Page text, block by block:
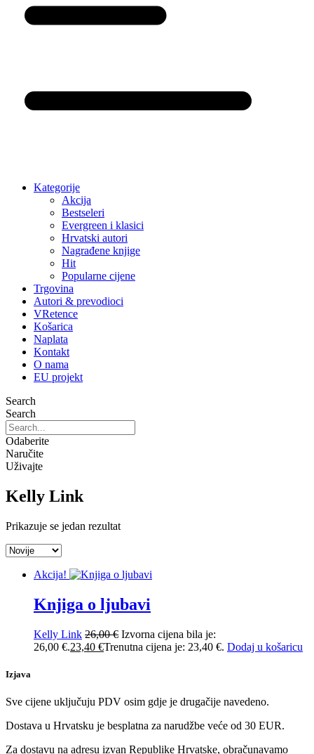
Kategorije
Akcija
Bestseleri
Evergreen i klasici
Hrvatski autori
Nagrađene knjige
Hit
Popularne cijene
Trgovina
Autori & prevodioci
VRetence
Košarica
Naplata
Kontakt
O nama
EU projekt
Search
Search
Odaberite
Naručite
Uživajte
Kelly Link
Prikazuje se jedan rezultat
Akcija!
Knjiga o ljubavi
Kelly Link 26,00€ Izvorna cijena bila je:
26,00 €.23,40 €Trenutna cijena je: 23,40 €. Dodaj u košaricu
Izjava
Sve cijene uključuju PDV osim gdje je drugačije navedeno.
Dostava u Hrvatsku je besplatna za narudžbe veće od 30 EUR.
Za dostavu na adresu izvan Republike Hrvatske, obračunavamo